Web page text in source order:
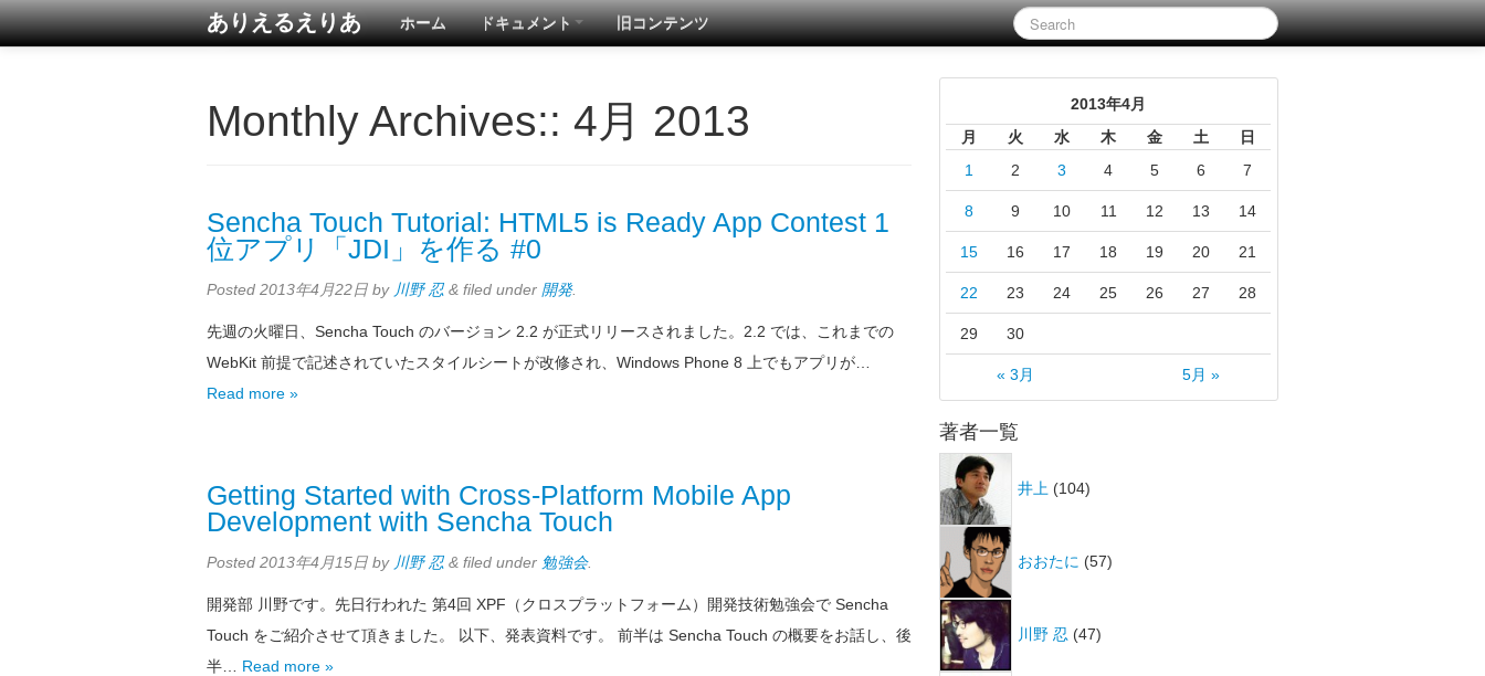
ありえるえりあ ホーム ドキュメント 旧コンテンツ
Monthly Archives:: 4月 2013
Sencha Touch Tutorial: HTML5 is Ready App Contest 1
位アプリ「JDI」を作る #0
Posted 2013年4月22日 by 川野 忍 & filed under 開発.
先週の火曜日、Sencha Touch のバージョン 2.2 が正式リリースされました。2.2 では、これまでの
WebKit 前提で記述されていたスタイルシートが改修され、Windows Phone 8 上でもアプリが…
Read more »
Getting Started with Cross-Platform Mobile App
Development with Sencha Touch
Posted 2013年4月15日 by 川野 忍 & filed under 勉強会.
開発部 川野です。先日行われた 第4回 XPF（クロスプラットフォーム）開発技術勉強会で Sencha
Touch をご紹介させて頂きました。 以下、発表資料です。 前半は Sencha Touch の概要をお話し、後
半… Read more »
2013年4月
月
火 水 木 金 土 日
« 3月 5月 »
1 2 3 4 5 6 7
8 9 10 11 12 13 14
15 16 17 18 19 20 21
22 23 24 25 26 27 28
29 30
著者一覧
井上 (104)
おおたに (57)
川野 忍 (47)